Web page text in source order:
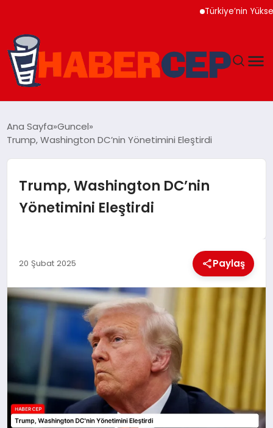
Türkiye’nin Yüksek
GÜNDEM
TEKNOLOJI
EĞITIM
Ana Sayfa Guncel
Trump, Washington DC’nin Yönetimini Eleştirdi
Trump, Washington DC’nin
Yönetimini Eleştirdi
20 Şubat 2025 Paylaş